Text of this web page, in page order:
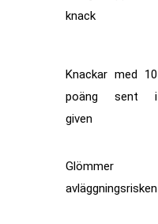
knack
Knackar med 10
poäng sent i
given
Glömmer
avläggningsrisken